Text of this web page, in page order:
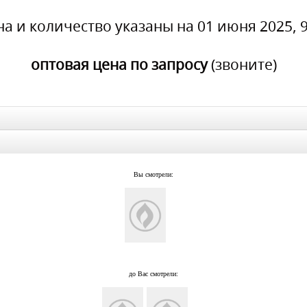
и количество указаны на 01 июня 2025,
оптовая цена по запросу(звоните)
Вы смотрели:
до Вас смотрели: